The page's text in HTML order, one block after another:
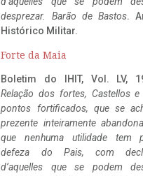
desprezar. Barão de Bastos.
Histórico Militar.
Forte da Maia
Boletim do IHIT, Vol. LV,
Relação dos fortes, Castellos
pontos fortificados, que se
prezente inteiramente
que nenhuma utilidade tem
defeza do Pais, com
d’aquelles que se podem